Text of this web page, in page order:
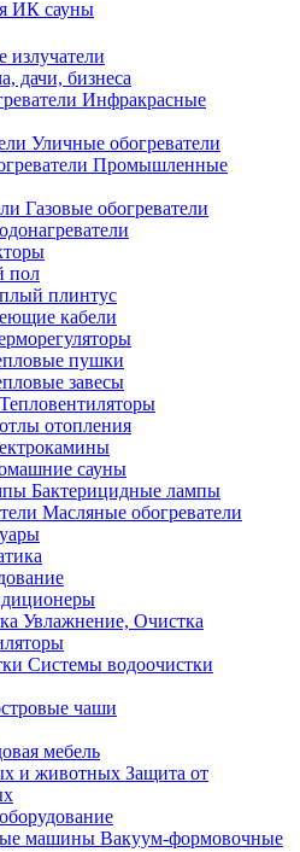
ИК сауны
излучатели
дачи, бизнеса
Инфракрасные
Уличные обогреватели
Промышленные
Газовые обогреватели
пол
плинтус
кабели
пушки
завесы
Тепловентиляторы
отопления
сауны
Бактерицидные лампы
Масляные обогреватели
Увлажнение, Очистка
Системы водоочистки
чаши
мебель
Защита от
Вакуум-формовочные